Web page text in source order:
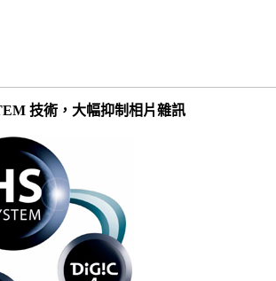
技術，大幅抑制相片雜訊